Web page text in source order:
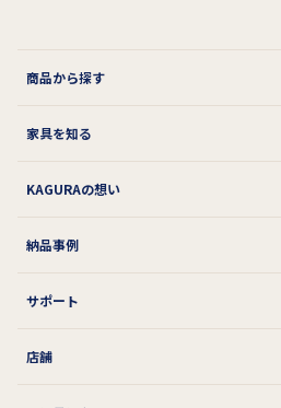
商品から探す
家具を知る
KAGURAの想い
納品事例
サポート
店舗